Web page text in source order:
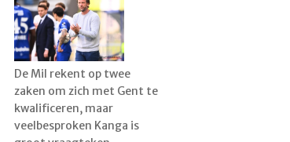
België
De Mil rekent op twee
zaken om zich met Gent te
kwalificeren, maar
veelbesproken Kanga is